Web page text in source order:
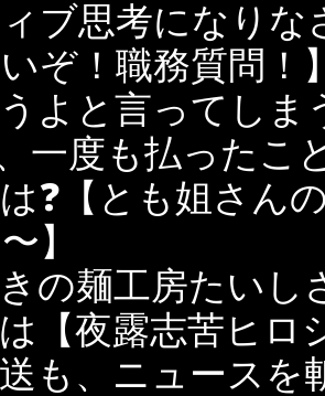
ィブ思考になりな
いぞ！職務質問！
うよと言ってし
一度も払ったこ
❓【とも姐さん
】
の麺工房たいし
【夜露志苦ヒロ
も、ニュースを